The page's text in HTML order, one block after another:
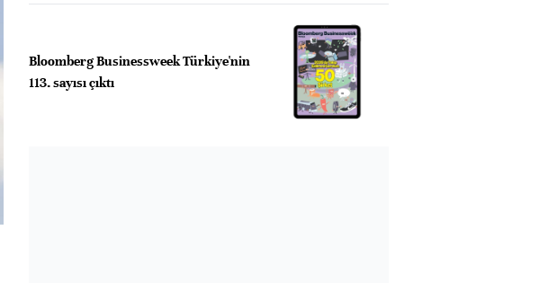
Bloomberg Businessweek Türkiye'nin
113. sayısı çıktı